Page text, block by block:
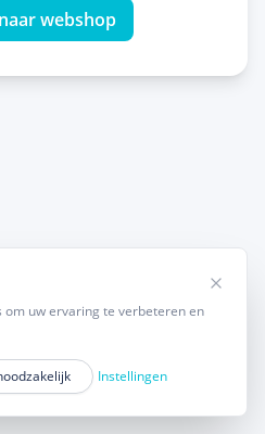
webshop
om uw ervaring te verbeteren en
Instellingen